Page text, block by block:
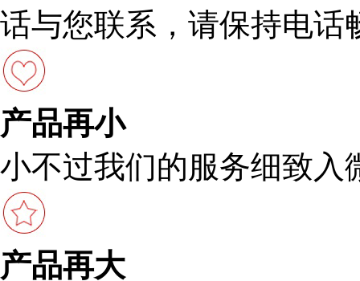
话与您联系，请保持电话
产品再小
小不过我们的服务细致入
产品再大